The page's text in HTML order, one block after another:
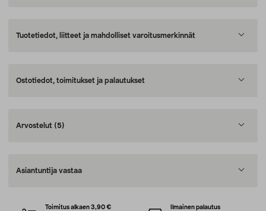
Tuotetiedot, liitteet ja mahdolliset varoitusmerkinnät
Ostotiedot, toimitukset ja palautukset
Arvostelut (5)
Asiantuntija vastaa
Toimitus alkaen 3,90 €
Ilmainen palautus